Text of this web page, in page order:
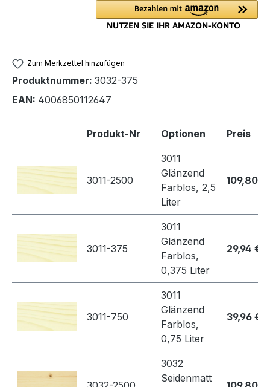
Zum Merkzettel hinzufügen
Produktnummer: 3032-375
EAN: 4006850112647
Produkt-Nr Optionen Preis
3011-2500
3011
Glänzend
Farblos, 2,5
Liter
109,80 €
3011-375
3011
Glänzend
Farblos,
0,375 Liter
29,94 €
3011-750
3011
Glänzend
Farblos,
0,75 Liter
39,96 €
3032
Seidenmatt